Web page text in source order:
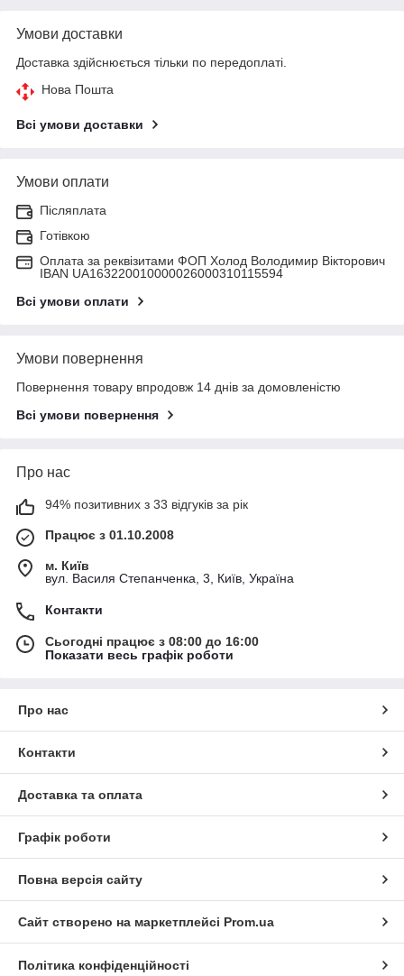
Умови доставки
Доставка здійснюється тільки по передоплаті.
Нова Пошта
Всі умови доставки
Умови оплати
Післяплата
Готівкою
Оплата за реквізитами ФОП Холод Володимир Вікторович
IBAN UA163220010000026000310115594
Всі умови оплати
Умови повернення
Повернення товару впродовж 14 днів за домовленістю
Всі умови повернення
Про нас
94% позитивних з 33 відгуків за рік
Працює з 01.10.2008
м. Київ
вул. Василя Степанченка, 3, Київ, Україна
Контакти
Сьогодні працює з 08:00 до 16:00
Показати весь графік роботи
Про нас
Контакти
Доставка та оплата
Графік роботи
Повна версія сайту
Сайт створено на маркетплейсі Prom.ua
Політика конфіденційності